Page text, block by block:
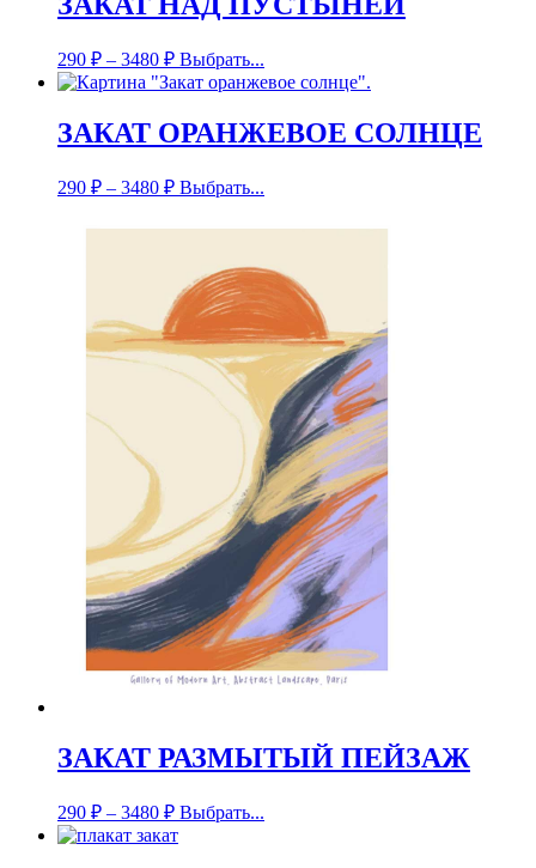
290 ₽ – 3480 ₽ Выбрать...
ЗАКАТ ОРАНЖЕВОЕ СОЛНЦЕ
290 ₽ – 3480 ₽ Выбрать...
ЗАКАТ РАЗМЫТЫЙ ПЕЙЗАЖ
290 ₽ – 3480 ₽ Выбрать...